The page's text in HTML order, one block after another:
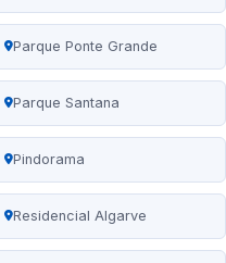
Parque Ponte Grande
Parque Santana
Pindorama
Residencial Algarve